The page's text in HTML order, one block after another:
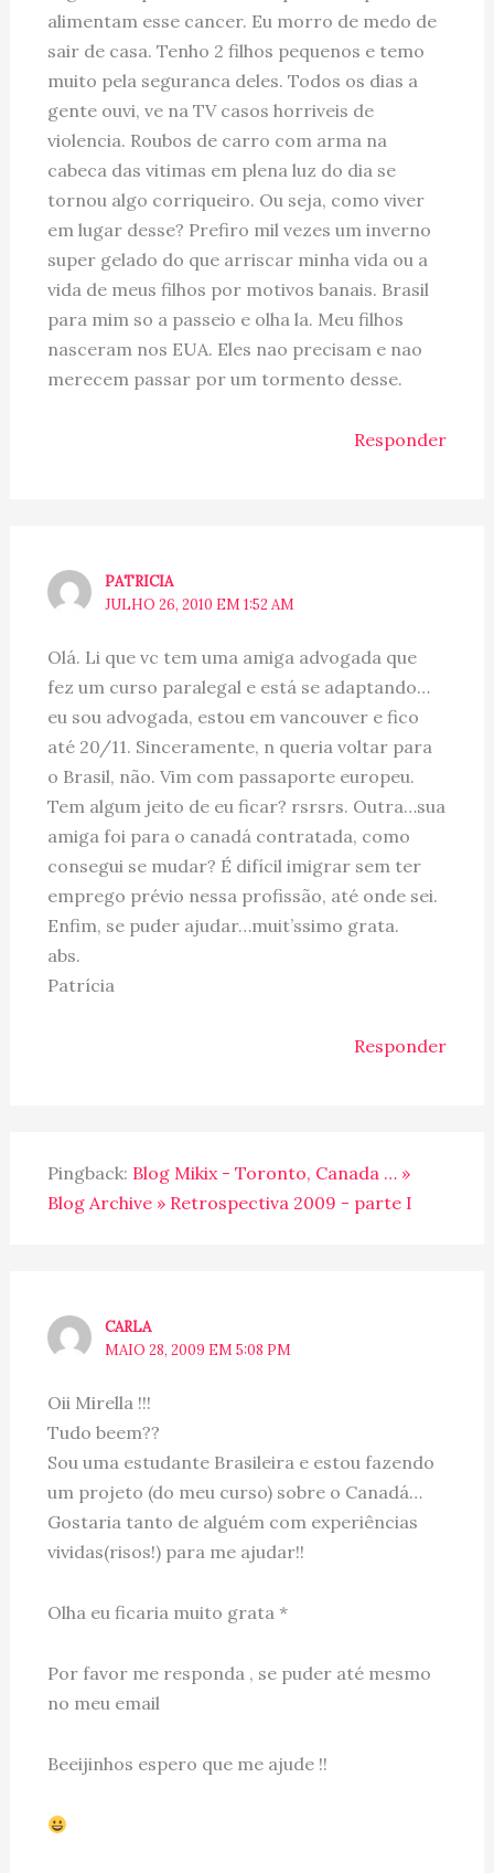
alimentam esse cancer. Eu morro de medo de
sair de casa. Tenho 2 filhos pequenos e temo
muito pela seguranca deles. Todos os dias a
gente ouvi, ve na TV casos horriveis de
violencia. Roubos de carro com arma na
cabeca das vitimas em plena luz do dia se
tornou algo corriqueiro. Ou seja, como viver
em lugar desse? Prefiro mil vezes um inverno
super gelado do que arriscar minha vida ou a
vida de meus filhos por motivos banais. Brasil
para mim so a passeio e olha la. Meu filhos
nasceram nos EUA. Eles nao precisam e nao
merecem passar por um tormento desse.
Responder
PATRICIA
JULHO 26, 2010 EM 1:52 AM
Olá. Li que vc tem uma amiga advogada que
fez um curso paralegal e está se adaptando…
eu sou advogada, estou em vancouver e fico
até 20/11. Sinceramente, n queria voltar para
o Brasil, não. Vim com passaporte europeu.
Tem algum jeito de eu ficar? rsrsrs. Outra…sua
amiga foi para o canadá contratada, como
consegui se mudar? É difícil imigrar sem ter
emprego prévio nessa profissão, até onde sei.
Enfim, se puder ajudar…muit’ssimo grata.
abs.
Patrícia
Responder
Pingback: Blog Mikix - Toronto, Canada … »
Blog Archive » Retrospectiva 2009 - parte I
CARLA
MAIO 28, 2009 EM 5:08 PM
Oii Mirella !!!
Tudo beem??
Sou uma estudante Brasileira e estou fazendo
um projeto (do meu curso) sobre o Canadá…
Gostaria tanto de alguém com experiências
vividas(risos!) para me ajudar!!
Olha eu ficaria muito grata *
Por favor me responda , se puder até mesmo
no meu email
Beeijinhos espero que me ajude !!